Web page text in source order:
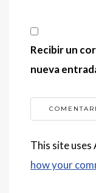
Recibir un
nueva
This site uses
how your